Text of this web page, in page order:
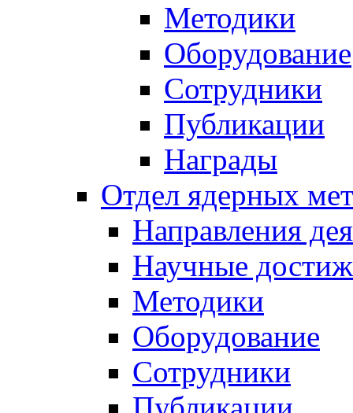
Методики
Оборудование
Сотрудники
Публикации
Награды
Отдел ядерных
Направления
Научные
Методики
Оборудование
Сотрудники